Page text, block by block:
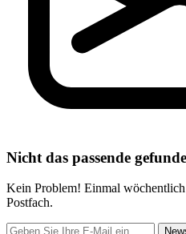
Nicht das passende
Kein Problem! Einmal
Postfach.